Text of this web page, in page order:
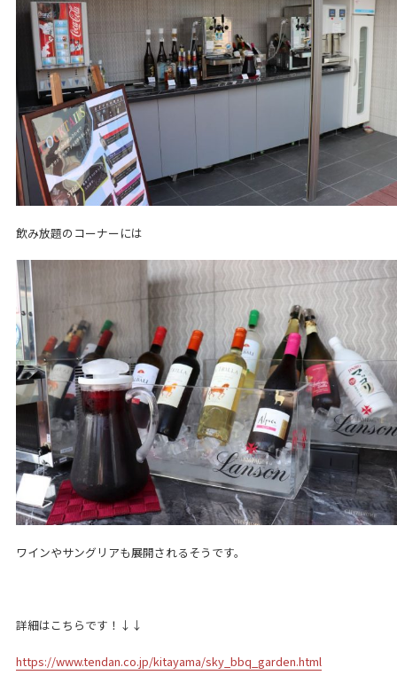
飲み放題のコーナーには
ワインやサングリアも展開されるそうです。
詳細はこちらです！↓↓
https://www.tendan.co.jp/kitayama/sky_bbq_garden.html